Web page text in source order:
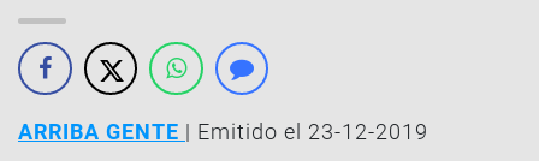
ARRIBA GENTE | Emitido el 23-12-2019